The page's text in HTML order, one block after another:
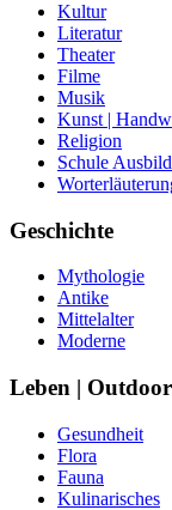
Kultur
Literatur
Theater
Filme
Musik
Kunst |
Religion
Schule
Geschichte
Mythologie
Antike
Mittelalter
Moderne
Leben | Outdoor
Gesundheit
Flora
Fauna
Kulinarisches